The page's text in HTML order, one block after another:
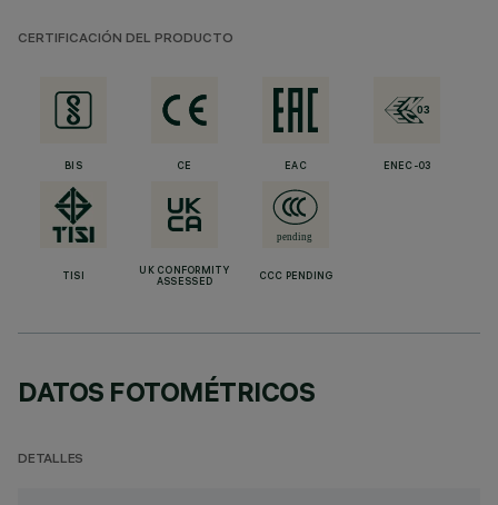
CERTIFICACIÓN DEL PRODUCTO
BIS CE EAC ENEC-03
TISI
UK CONFORMITY
ASSESSED
CCC PENDING
DATOS FOTOMÉTRICOS
DETALLES